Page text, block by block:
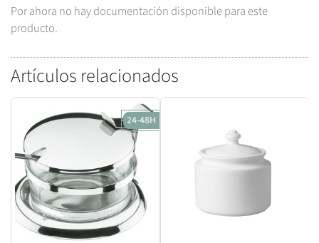
Por ahora no hay documentación disponible para este
producto.
Artículos relacionados
24-48H